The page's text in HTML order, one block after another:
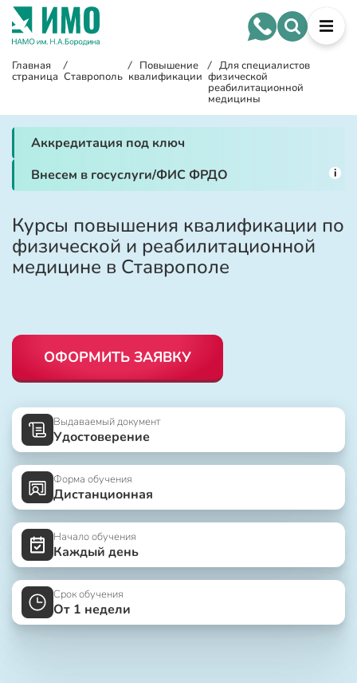
Главная
страница
/
Ставрополь
/ Повышение
квалификации
/ Для специалистов
физической
реабилитационной
медицины
Аккредитация под ключ
Внесем в госуслуги/ФИС ФРДО
i
Курсы повышения квалификации по
физической и реабилитационной
медицине в Ставрополе
ОФОРМИТЬ ЗАЯВКУ
Выдаваемый документ
Удостоверение
Форма обучения
Дистанционная
Начало обучения
Каждый день
Срок обучения
От 1 недели